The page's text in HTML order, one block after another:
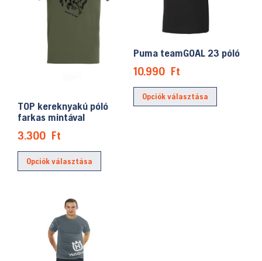
ki
TOP kereknyakú póló
farkas mintával
3.300 Ft
Opciók választása
Ennek
Puma teamGOAL 23 póló
10.990 Ft
Opciók választása
Ennek